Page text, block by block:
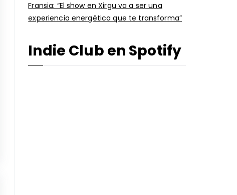
Fransia: “El show en Xirgu va a ser una
experiencia energética que te transforma”
Indie Club en Spotify